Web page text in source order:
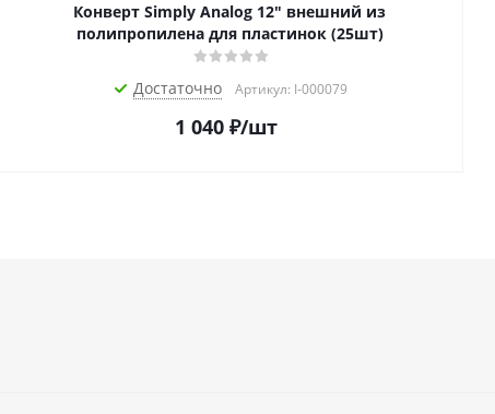
Конверт Simply Analog 12" внешний из
полипропилена для пластинок (25шт)
Достаточно Артикул: I-000079
1 040₽/шт